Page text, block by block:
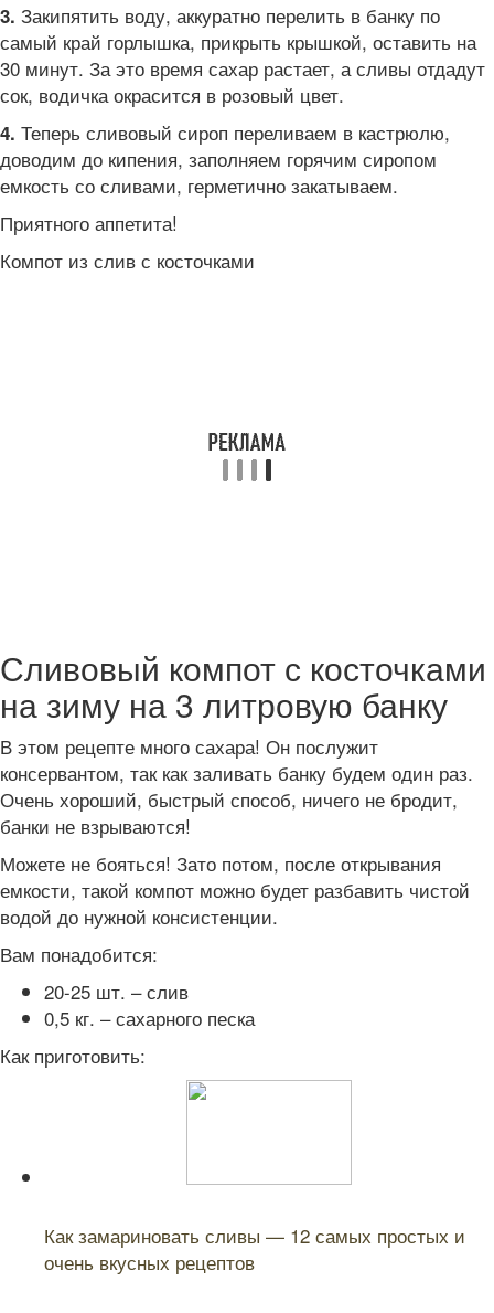
3. Закипятить воду, аккуратно перелить в банку по
самый край горлышка, прикрыть крышкой, оставить на
30 минут. За это время сахар растает, а сливы отдадут
сок, водичка окрасится в розовый цвет.
4. Теперь сливовый сироп переливаем в кастрюлю,
доводим до кипения, заполняем горячим сиропом
емкость со сливами, герметично закатываем.
Приятного аппетита!
Компот из слив с косточками
Сливовый компот с косточками
на зиму на 3 литровую банку
В этом рецепте много сахара! Он послужит
консервантом, так как заливать банку будем один раз.
Очень хороший, быстрый способ, ничего не бродит,
банки не взрываются!
Можете не бояться! Зато потом, после открывания
емкости, такой компот можно будет разбавить чистой
водой до нужной консистенции.
Вам понадобится:
20-25 шт. – слив
0,5 кг. – сахарного песка
Как приготовить:
Как замариновать сливы — 12 самых простых и
очень вкусных рецептов